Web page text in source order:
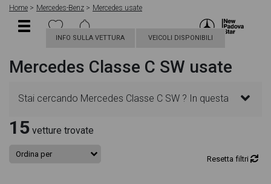
Home Mercedes-Benz Mercedes usate
INFO SULLA VETTURA VEICOLI DISPONIBILI
Mercedes Classe C SW usate
Stai cercando Mercedes Classe C SW ? In questa
pagina troverai le migliori offerte per acquistare un
veicolo Mercedes usato. Le schede veicolo sono
15 vetture trovate
Resetta filtri